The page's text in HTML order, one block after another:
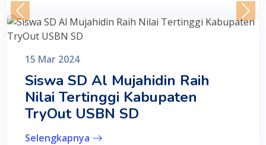
15 Mar 2024
Siswa SD Al Mujahidin Raih
Nilai Tertinggi Kabupaten
TryOut USBN SD
Selengkapnya